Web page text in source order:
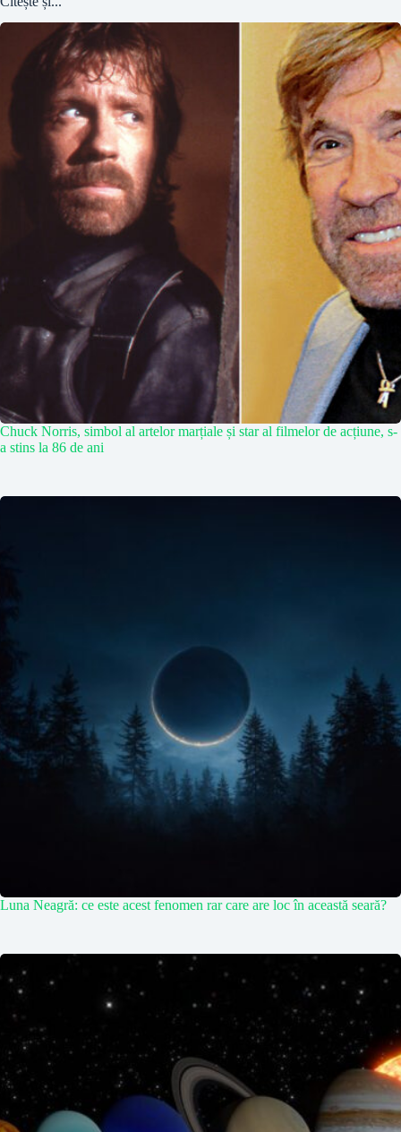
Chuck Norris, simbol al artelor marțiale și star al filmelor de acțiune, s-
a stins la 86 de ani
Luna Neagră: ce este acest fenomen rar care are loc în această seară?